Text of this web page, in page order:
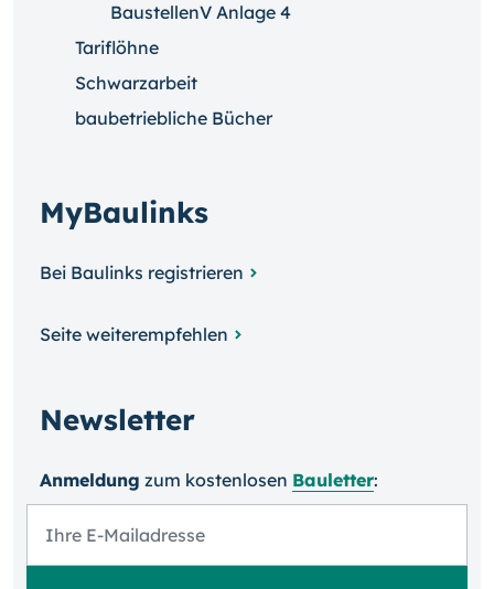
BaustellenV Anlage 4
Tariflöhne
Schwarzarbeit
baubetriebliche Bücher
MyBaulinks
Bei Baulinks registrieren
Seite weiterempfehlen
Newsletter
Anmeldung zum kosten­losen Bauletter: